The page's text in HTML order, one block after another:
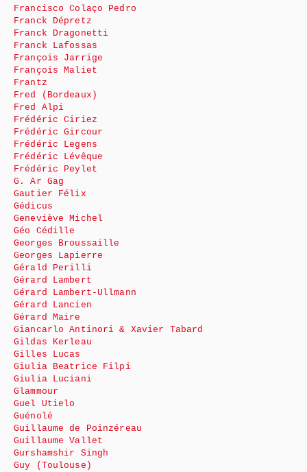
Francisco Colaço Pedro
Franck Dépretz
Franck Dragonetti
Franck Lafossas
François Jarrige
François Maliet
Frantz
Fred (Bordeaux)
Fred Alpi
Frédéric Ciriez
Frédéric Gircour
Frédéric Legens
Frédéric Lévêque
Frédéric Peylet
G. Ar Gag
Gautier Félix
Gédicus
Geneviève Michel
Géo Cédille
Georges Broussaille
Georges Lapierre
Gérald Perilli
Gérard Lambert
Gérard Lambert-Ullmann
Gérard Lancien
Gérard Maire
Giancarlo Antinori & Xavier Tabard
Gildas Kerleau
Gilles Lucas
Giulia Beatrice Filpi
Giulia Luciani
Glammour
Guel Utielo
Guénolé
Guillaume de Poinzéreau
Guillaume Vallet
Gurshamshir Singh
Guy (Toulouse)